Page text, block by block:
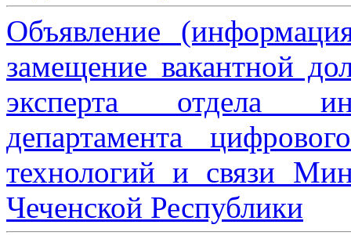
Объявление
замещение вакантной
эксперта отдела
департамента
технологий и связи
Чеченской Республики